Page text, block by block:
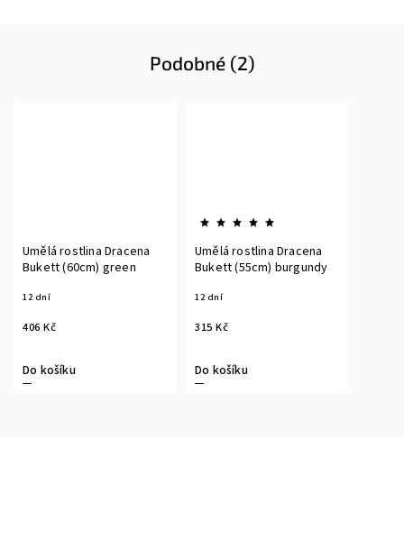
Podobné (2)
Umělá rostlina Dracena
Bukett (60cm) green
12 dní
406 Kč
Do košíku
Umělá rostlina Dracena
Bukett (55cm) burgundy
12 dní
315 Kč
Do košíku